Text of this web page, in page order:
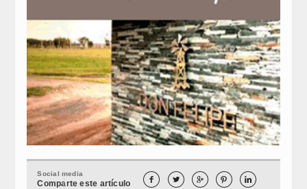
Social media
Comparte este artículo     